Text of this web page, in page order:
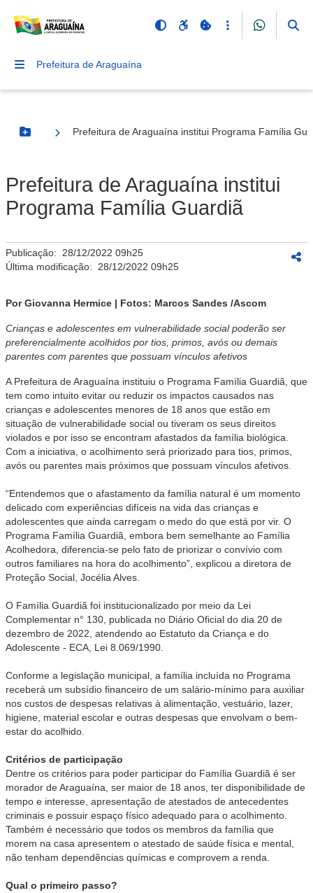
Prefeitura de Araguaína
Botão Menu
Prefeitura de Araguaína institui Programa Família
Prefeitura de Araguaína institui
Programa Família Guardiã
Publicação: 28/12/2022 09h25
Última modificação: 28/12/2022 09h25
Por Giovanna Hermice | Fotos: Marcos Sandes /Ascom
Crianças e adolescentes em vulnerabilidade social poderão ser
preferencialmente acolhidos por tios, primos, avós ou demais
parentes com parentes que possuam vínculos afetivos
A Prefeitura de Araguaína instituiu o Programa Família Guardiã, que
tem como intuito evitar ou reduzir os impactos causados nas
crianças e adolescentes menores de 18 anos que estão em
situação de vulnerabilidade social ou tiveram os seus direitos
violados e por isso se encontram afastados da família biológica.
Com a iniciativa, o acolhimento será priorizado para tios, primos,
avós ou parentes mais próximos que possuam vínculos afetivos.
“Entendemos que o afastamento da família natural é um momento
delicado com experiências difíceis na vida das crianças e
adolescentes que ainda carregam o medo do que está por vir. O
Programa Família Guardiã, embora bem semelhante ao Família
Acolhedora, diferencia-se pelo fato de priorizar o convívio com
outros familiares na hora do acolhimento”, explicou a diretora de
Proteção Social, Jocélia Alves.
O Família Guardiã foi institucionalizado por meio da Lei
Complementar n° 130, publicada no Diário Oficial do dia 20 de
dezembro de 2022, atendendo ao Estatuto da Criança e do
Adolescente - ECA, Lei 8.069/1990.
Conforme a legislação municipal, a família incluída no Programa
receberá um subsídio financeiro de um salário-mínimo para auxiliar
nos custos de despesas relativas à alimentação, vestuário, lazer,
higiene, material escolar e outras despesas que envolvam o bem-
estar do acolhido.
Critérios de participação
Dentre os critérios para poder participar do Família Guardiã é ser
morador de Araguaína, ser maior de 18 anos, ter disponibilidade de
tempo e interesse, apresentação de atestados de antecedentes
criminais e possuir espaço físico adequado para o acolhimento.
Também é necessário que todos os membros da família que
morem na casa apresentem o atestado de saúde física e mental,
não tenham dependências químicas e comprovem a renda.
Qual o primeiro passo?